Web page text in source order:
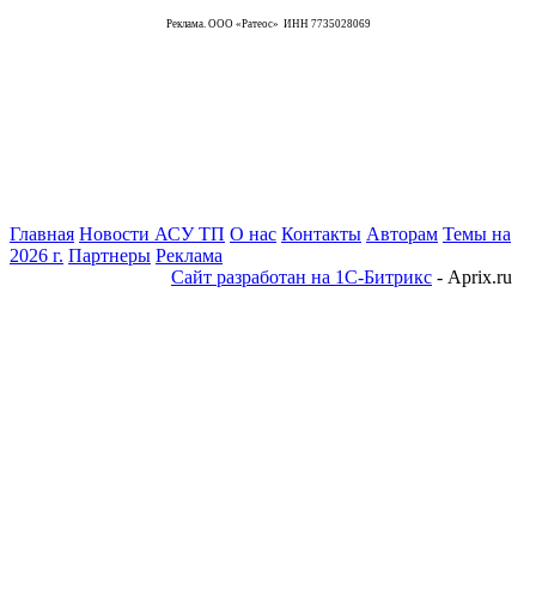
Реклама. ООО «Ратеос» ИНН 7735028069
Главная Новости АСУ ТП О нас Контакты Авторам Темы на
2026 г. Партнеры Реклама
Сайт разработан на 1С-Битрикс - Aprix.ru